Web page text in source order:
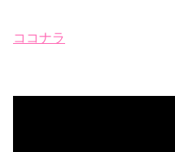
ココナラ